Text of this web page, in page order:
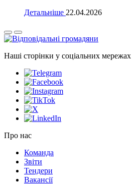
Детальніше 22.04.2026
Наші сторінки у соціальних мережах
Про нас
Команда
Звіти
Тендери
Вакансії